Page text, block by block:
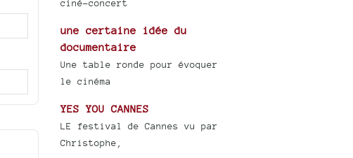
ciné-concert
une certaine idée du
documentaire
Une table ronde pour évoquer
le cinéma
YES YOU CANNES
LE festival de Cannes vu par
Christophe,